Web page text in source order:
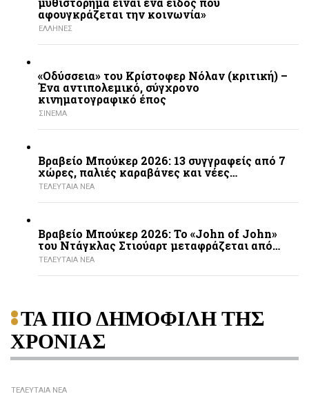
αφουγκράζεται την κοινωνία»
ΕΛΛΗΝΕΣ
«Οδύσσεια» του Κρίστοφερ Νόλαν (κριτική) –
Ένα αντιπολεμικό, σύγχρονο
κινηματογραφικό έπος
ΣΙΝΕΜΑ
Βραβείο Μπούκερ 2026: 13 συγγραφείς από 7
χώρες, παλιές καραβάνες και νέες…
ΤΕΛΕΥΤΑΙΑ ΝΕΑ
Βραβείο Μπούκερ 2026: Το «John of John»
του Ντάγκλας Στιούαρτ μεταφράζεται από…
ΤΕΛΕΥΤΑΙΑ ΝΕΑ
ΤΑ ΠΙΟ ΔΗΜΟΦΙΛΗ ΤΗΣ
ΧΡΟΝΙΑΣ
ΤΕΛΕΥΤΑΙΑ ΝΕΑ